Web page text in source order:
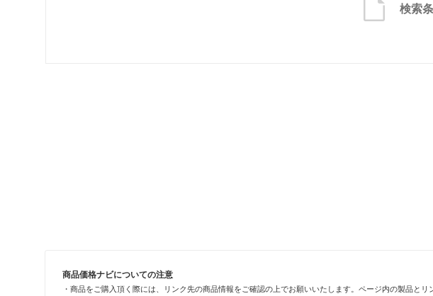
検索
商品価格ナビについての注意
・商品をご購入頂く際には、リンク先の商品情報をご確認の上でお願いいたします。ページ内の製品とリ